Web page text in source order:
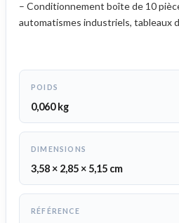
– Conditionnement boîte de 10
automatismes industriels, tableaux
POIDS
0,060 kg
DIMENSIONS
3,58 × 2,85 × 5,15 cm
RÉFÉRENCE